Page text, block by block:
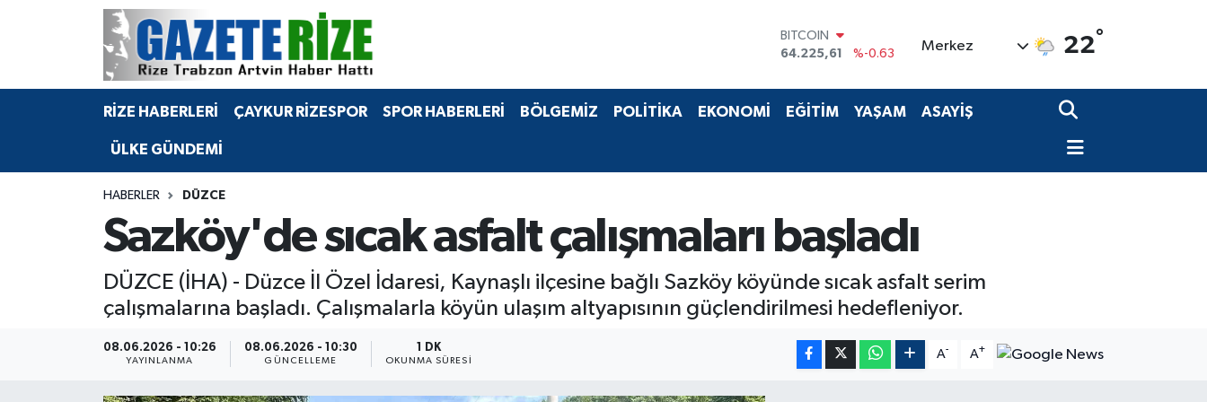
BITCOIN
64.225,61
%-0.63
47,7143
%0.16
EURO
13.799
%70
Merkez 22°
RİZE HABERLERİ ÇAYKUR RİZESPOR SPOR HABERLERİ BÖLGEMİZ POLİTİKA EKONOMİ EĞİTİM YAŞAM ASAYİŞ
ÜLKE GÜNDEMİ
HABERLER DÜZCE
Sazköy'de sıcak asfalt çalışmaları başladı
DÜZCE (İHA) - Düzce İl Özel İdaresi, Kaynaşlı ilçesine bağlı Sazköy köyünde sıcak asfalt serim
çalışmalarına başladı. Çalışmalarla köyün ulaşım altyapısının güçlendirilmesi hedefleniyor.
08.06.2026 - 10:26
YAYINLANMA
08.06.2026 - 10:30
GÜNCELLEME
1 DK
OKUNMA SÜRESI
A- A+
BÖLGEMİZ
Bilim Teknoloji
Advertising news
Merkez Nöbetçi Eczaneler
Merkez Hava Durumu
Merkez Trafik Yoğunluk Haritası
Tüm Manşetler
Son Dakika Haberleri
Haber Arşivi